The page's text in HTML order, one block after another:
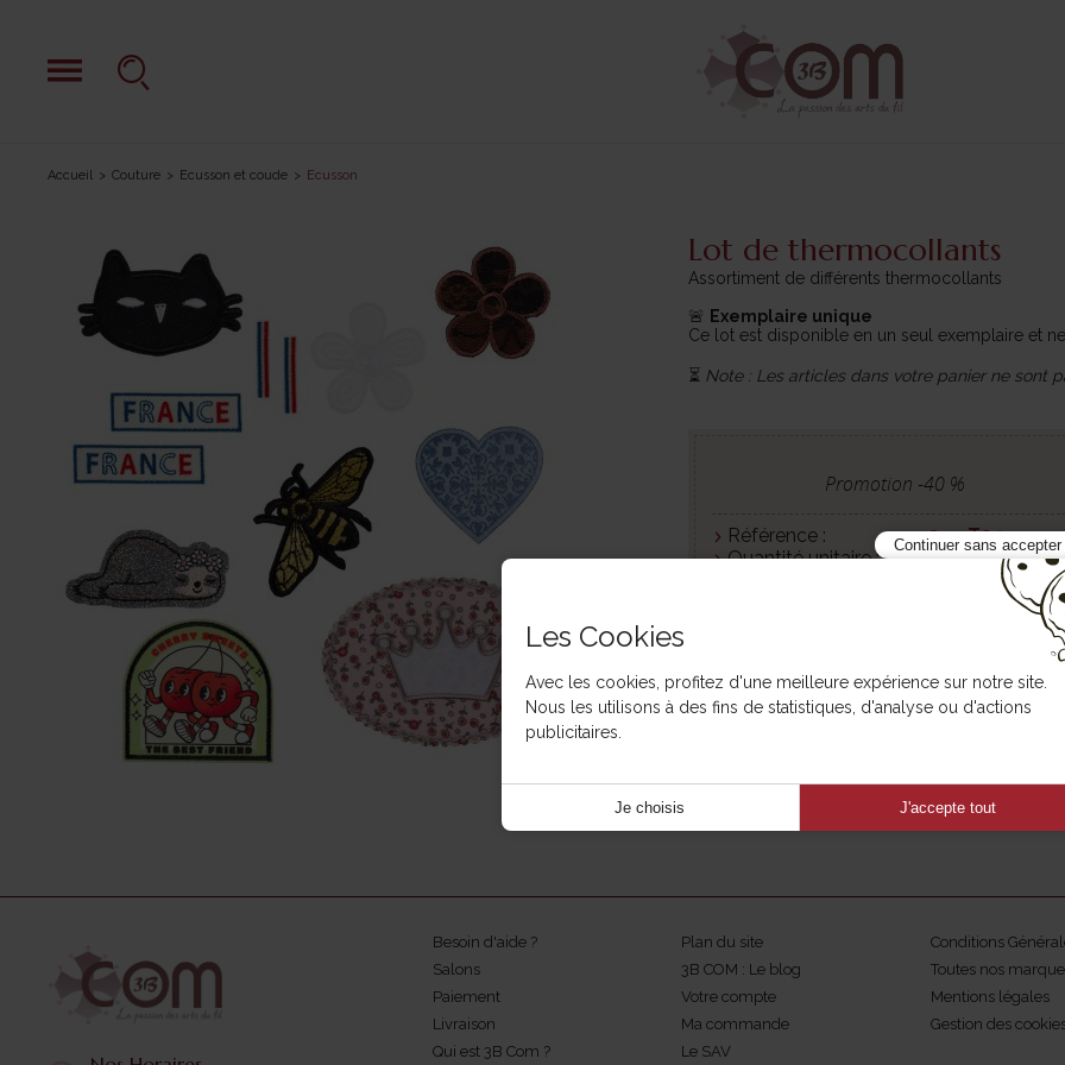
Accueil Couture Ecusson et coude Ecusson
Lot de thermocollants
Assortiment de différents thermocollants
🚨 Exemplaire unique
Ce lot est disponible en un seul exemplaire et
⏳ Note : Les articles dans votre panier ne sont
Promotion -40 %
Référence :
399 T24
Quantité unitaire :
1
Assortiment
Besoin d'aide ?
Salons
Paiement
Livraison
Qui est 3B Com ?
Plan du site
3B COM : Le blog
Votre compte
Ma commande
Le SAV
Conditions
Toutes nos
Mentions légales
Gestion des
Continuer sans accepter
Les Cookies
Avec les cookies, profitez d'une meilleure expérience sur notre site.
Nous les utilisons à des fins de statistiques, d'analyse ou d'actions
publicitaires.
Je choisis J'accepte tout